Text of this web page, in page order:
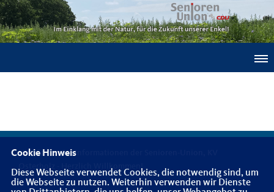
Hier finden Sie Informationen der Senioren-Union, KV
Osterholz - Herzlich Willkommen!
Cookie Hinweis
Diese Webseite verwendet Cookies, die notwendig sind, um
die Webseite zu nutzen. Weiterhin verwenden wir Dienste